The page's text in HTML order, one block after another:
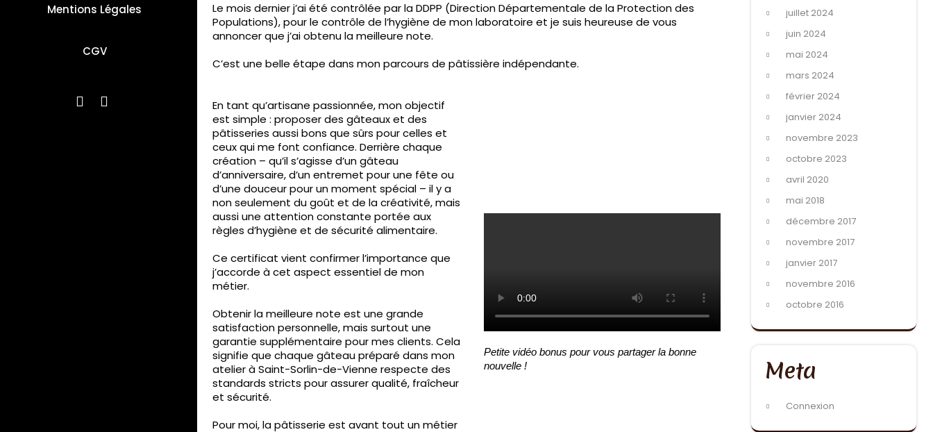
Mentions Légales
CGV
Le mois dernier j’ai été contrôlée par la DDPP (Direction Départementale de la Protection des
Populations), pour le contrôle de l’hygiène de mon laboratoire et je suis heureuse de vous
annoncer que j’ai obtenu la meilleure note.
C’est une belle étape dans mon parcours de pâtissière indépendante.
En tant qu’artisane passionnée, mon objectif
est simple : proposer des gâteaux et des
pâtisseries aussi bons que sûrs pour celles et
ceux qui me font confiance. Derrière chaque
création – qu’il s’agisse d’un gâteau
d’anniversaire, d’un entremet pour une fête ou
d’une douceur pour un moment spécial – il y a
non seulement du goût et de la créativité, mais
aussi une attention constante portée aux
règles d’hygiène et de sécurité alimentaire.
Ce certificat vient confirmer l’importance que
j’accorde à cet aspect essentiel de mon
métier.
Obtenir la meilleure note est une grande
satisfaction personnelle, mais surtout une
garantie supplémentaire pour mes clients. Cela
signifie que chaque gâteau préparé dans mon
atelier à Saint-Sorlin-de-Vienne respecte des
standards stricts pour assurer qualité, fraîcheur
et sécurité.
Pour moi, la pâtisserie est avant tout un métier
Petite vidéo bonus pour vous partager la bonne
nouvelle !
juillet 2024
juin 2024
mai 2024
mars 2024
février 2024
janvier 2024
novembre 2023
octobre 2023
avril 2020
mai 2018
décembre 2017
novembre 2017
janvier 2017
novembre 2016
octobre 2016
Meta
Connexion